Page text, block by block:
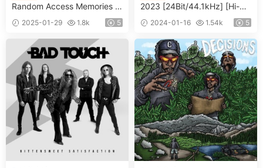
Random Access Memories (1
0th Anniversary Edition) 202
3 [24Bit/88.2kHz] [Hi-Res Fl
ac 2.10GB]
2025-01-29 1.8k 5
2023 [24Bit/44.1kHz] [Hi-Re
s Flac 690M]
2024-01-16 1.54k 5